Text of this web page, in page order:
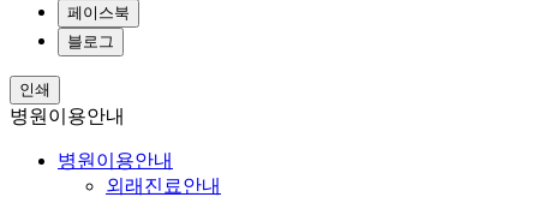
페이스북
블로그
인쇄
병원이용안내
병원이용안내
외래진료안내